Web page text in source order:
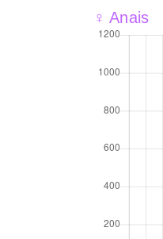
♀ Anais